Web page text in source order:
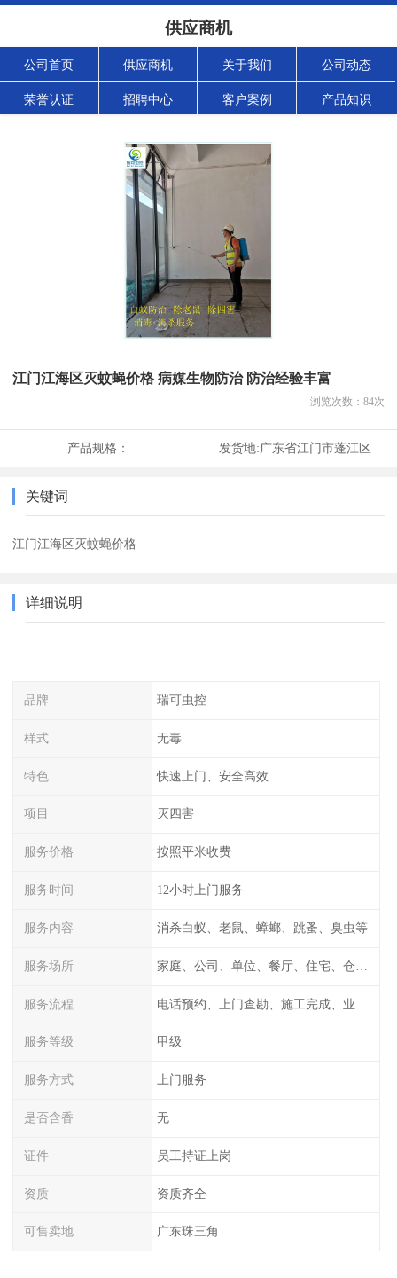
供应商机
公司首页 供应商机 关于我们 公司动态
荣誉认证 招聘中心 客户案例 产品知识
江门江海区灭蚊蝇价格 病媒生物防治 防治经验丰富
浏览次数： 84次
产品规格： 发货地:广东省江门市蓬江区
关键词
江门江海区灭蚊蝇价格
详细说明
品牌 瑞可虫控
样式 无毒
特色 快速上门、安全高效
项目 灭四害
服务价格 按照平米收费
服务时间 12小时上门服务
服务内容 消杀白蚁、老鼠、蟑螂、跳蚤、臭虫等
服务场所
服务流程
服务等级 甲级
服务方式 上门服务
是否含香 无
证件 员工持证上岗
资质 资质齐全
可售卖地 广东珠三角